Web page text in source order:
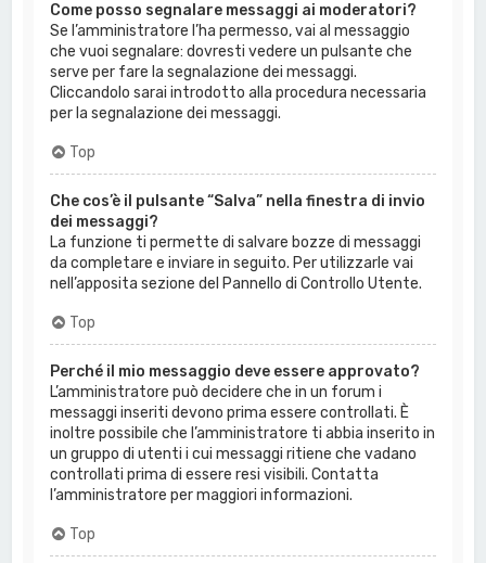
Come posso segnalare messaggi ai moderatori?
Se l’amministratore l’ha permesso, vai al messaggio
che vuoi segnalare: dovresti vedere un pulsante che
serve per fare la segnalazione dei messaggi.
Cliccandolo sarai introdotto alla procedura necessaria
per la segnalazione dei messaggi.
Top
Che cos’è il pulsante “Salva” nella finestra di invio
dei messaggi?
La funzione ti permette di salvare bozze di messaggi
da completare e inviare in seguito. Per utilizzarle vai
nell’apposita sezione del Pannello di Controllo Utente.
Top
Perché il mio messaggio deve essere approvato?
L’amministratore può decidere che in un forum i
messaggi inseriti devono prima essere controllati. È
inoltre possibile che l’amministratore ti abbia inserito in
un gruppo di utenti i cui messaggi ritiene che vadano
controllati prima di essere resi visibili. Contatta
l’amministratore per maggiori informazioni.
Top